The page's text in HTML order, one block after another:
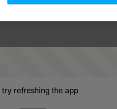
try refreshing the app